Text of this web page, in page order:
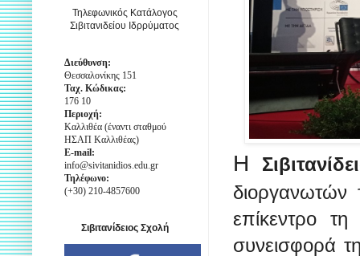
Η
επίκεντρο
συνεισφορά
Τηλεφωνικός Κατάλογος
Σιβιτανιδείου Ιδρρύματος
Διεύθυνση:
Θεσσαλονίκης 151
Ταχ. Κώδικας:
176 10
Περιοχή:
Καλλιθέα (έναντι σταθμού
ΗΣΑΠ Καλλιθέας)
E-mail:
info@sivitanidios.edu.gr
Τηλέφωνο:
(+30) 210-4857600
Σιβιτανίδειος Σχολή